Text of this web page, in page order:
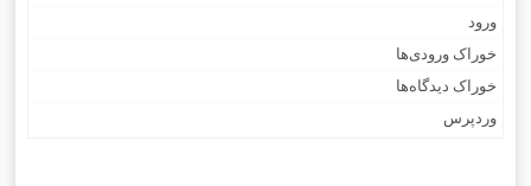
ورود
خوراک ورودی‌ها
خوراک دیدگاه‌ها
وردپرس